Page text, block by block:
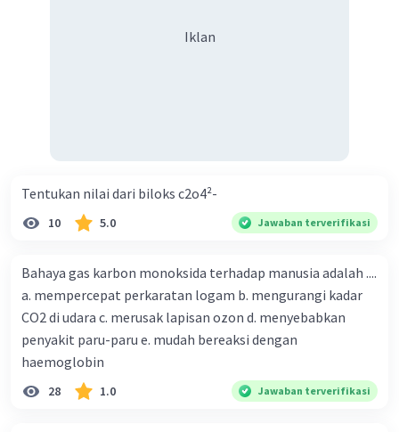
Iklan
Tentukan nilai dari biloks c2o4²-
10 5.0 Jawaban terverifikasi
Bahaya gas karbon monoksida terhadap manusia adalah ....
a. mempercepat perkaratan logam b. mengurangi kadar
CO2 di udara c. merusak lapisan ozon d. menyebabkan
penyakit paru-paru e. mudah bereaksi dengan
haemoglobin
28 1.0 Jawaban terverifikasi